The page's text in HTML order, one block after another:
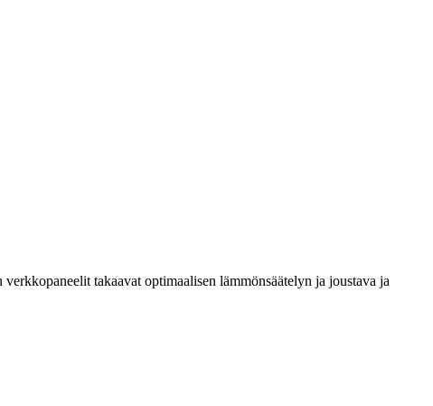
takaavat optimaalisen lämmönsäätelyn ja joustava ja